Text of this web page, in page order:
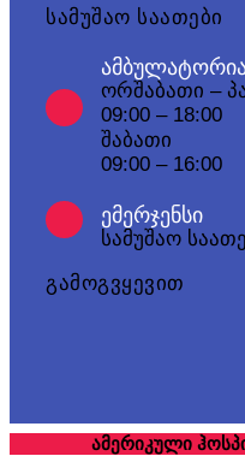
სამუშაო საათები
ორშაბათი –
09:00 – 18:00
შაბათი
09:00 – 16:00
ემერჯენსი
სამუშაო
გამოგვყევით
ამერიკული